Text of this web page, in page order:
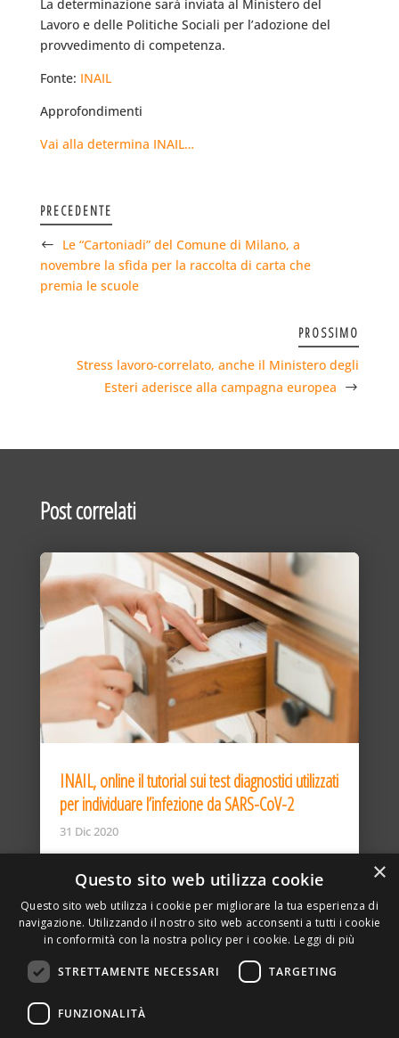
La determinazione sarà inviata al Ministero del
Lavoro e delle Politiche Sociali per l’adozione del
provvedimento di competenza.
Fonte: INAIL
Approfondimenti
Vai alla determina INAIL…
PRECEDENTE
Le “Cartoniadi” del Comune di Milano, a
novembre la sfida per la raccolta di carta che
premia le scuole
PROSSIMO
Stress lavoro-correlato, anche il Ministero degli
Esteri aderisce alla campagna europea
Post correlati
INAIL, online il tutorial sui test diagnostici utilizzati
per individuare l’infezione da SARS-CoV-2
31 Dic 2020
DELLA TORRE, 15 – 20127 – MILANO – P. IVA
×
Questo sito web utilizza cookie
Questo sito web utilizza i cookie per migliorare la tua esperienza di
navigazione. Utilizzando il nostro sito web acconsenti a tutti i cookie
in conformità con la nostra policy per i cookie. Leggi di più
STRETTAMENTE NECESSARI TARGETING
FUNZIONALITÀ